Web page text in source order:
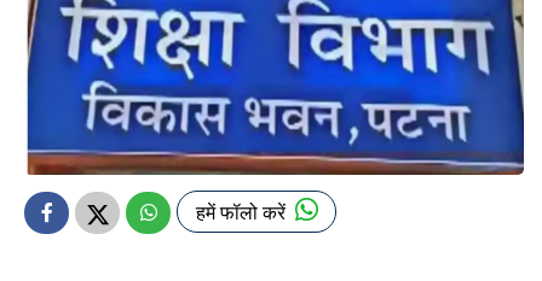
हमें फॉलो करें